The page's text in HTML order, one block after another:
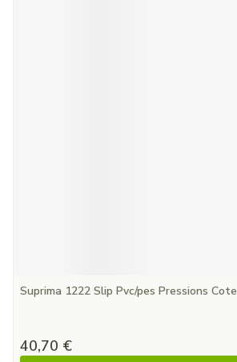
Suprima 1222 Slip Pvc/pes Pressions
40,70 €